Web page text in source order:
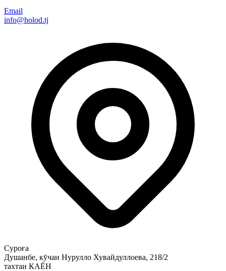
Email
info@holod.tj
Суроға
Душанбе, кӯчаи Нурулло Хувайдуллоева, 218/2
тахтаи КАЁН